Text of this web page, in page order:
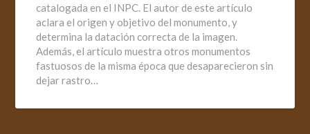
catalogada en el INPC. El autor de este artículo
aclara el origen y objetivo del monumento, y
determina la datación correcta de la imagen.
Además, el artículo muestra otros monumentos
fastuosos de la misma época que desaparecieron sin
dejar rastro…